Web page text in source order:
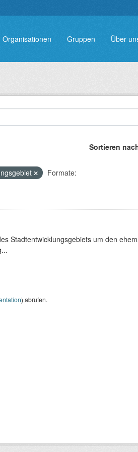
Organisationen Gruppen Über
Sortieren
Formate:
Stadtentwicklungsgebiets um den
) abrufen.